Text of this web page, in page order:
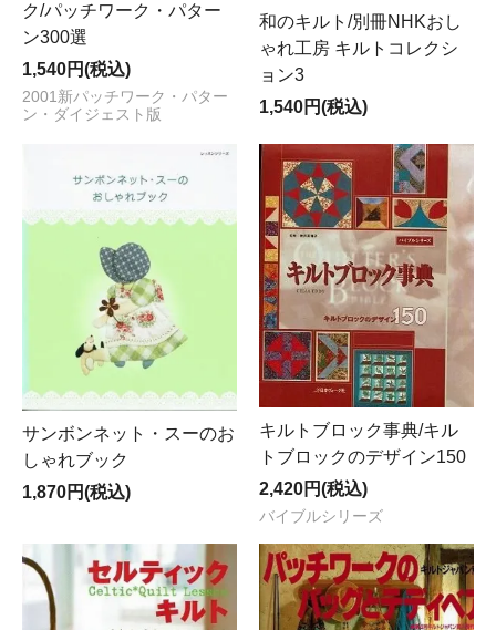
ク/パッチワーク・パター
ン300選
1,540円(税込)
2001新パッチワーク・パター
ン・ダイジェスト版
和のキルト/別冊NHKおし
ゃれ工房 キルトコレクシ
ョン3
1,540円(税込)
サンボンネット・スーのお
しゃれブック
1,870円(税込)
キルトブロック事典/キル
トブロックのデザイン150
2,420円(税込)
バイブルシリーズ